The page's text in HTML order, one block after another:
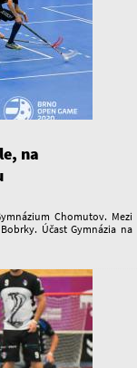
na
Chomutov. Mezi
Účast Gymnázia na